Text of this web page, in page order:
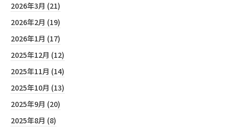
2026年3月 (21)
2026年2月 (19)
2026年1月 (17)
2025年12月 (12)
2025年11月 (14)
2025年10月 (13)
2025年9月 (20)
2025年8月 (8)